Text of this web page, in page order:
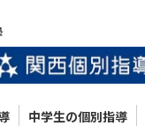
中学生の個別指導